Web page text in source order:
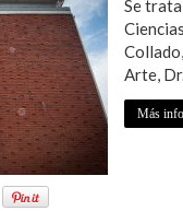
Se
Arte,
Más